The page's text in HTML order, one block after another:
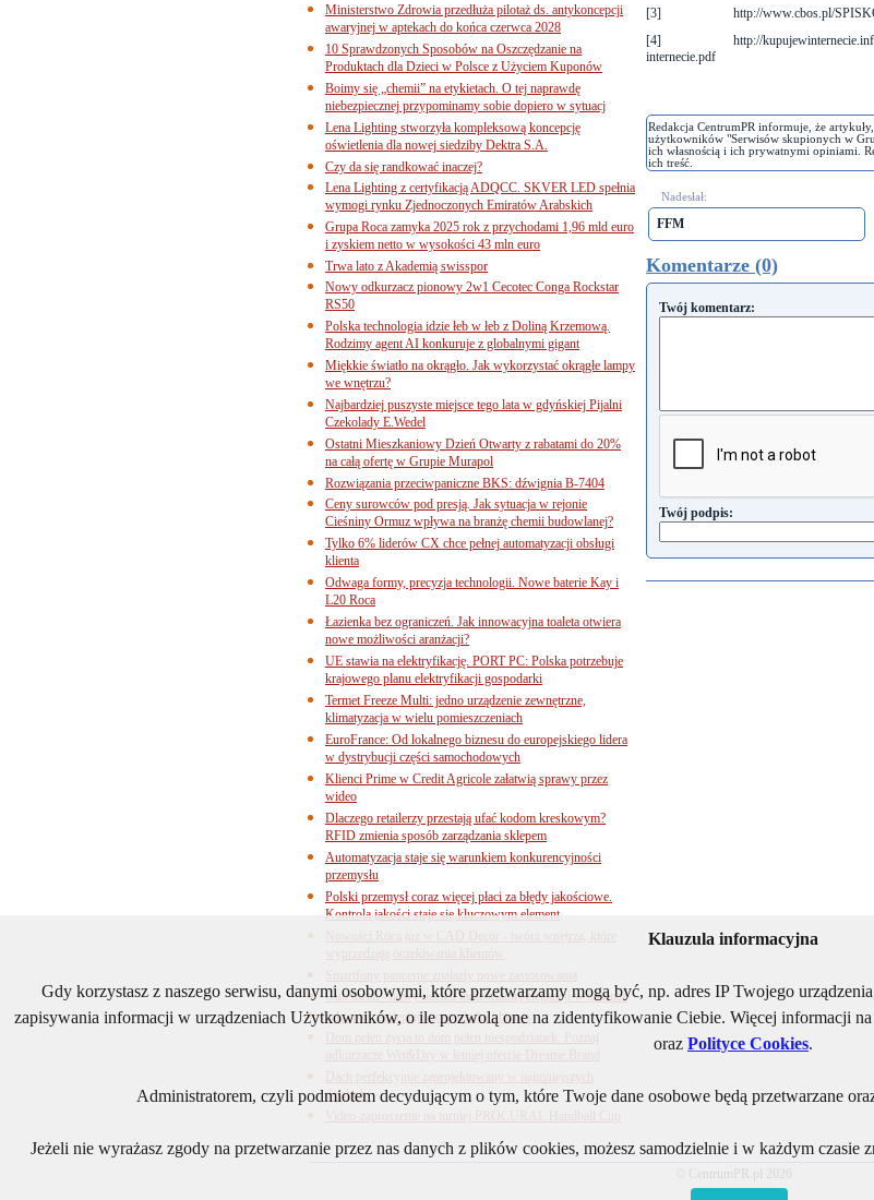
[3]
http://www.cbos.pl/
[4]
http://
internecie.pdf
Redakcja CentrumPR informuje, że
użytkowników "Serwisów skupionych w
ich własnością i ich prywatnymi opiniami.
ich treść.
Nadesłał:
FFM
Komentarze (0)
Twój komentarz:
Twój podpis:
Ministerstwo Zdrowia przedłuża pilotaż ds. antykoncepcji
awaryjnej w aptekach do końca czerwca 2028
10 Sprawdzonych Sposobów na Oszczędzanie na
Produktach dla Dzieci w Polsce z Użyciem Kuponów
Boimy się „chemii” na etykietach. O tej naprawdę
niebezpiecznej przypominamy sobie dopiero w sytuacj
Lena Lighting stworzyła kompleksową koncepcję
oświetlenia dla nowej siedziby Dektra S.A.
Czy da się randkować inaczej?
Lena Lighting z certyfikacją ADQCC. SKVER LED spełnia
wymogi rynku Zjednoczonych Emiratów Arabskich
Grupa Roca zamyka 2025 rok z przychodami 1,96 mld euro
i zyskiem netto w wysokości 43 mln euro
Trwa lato z Akademią swisspor
Nowy odkurzacz pionowy 2w1 Cecotec Conga Rockstar
RS50
Polska technologia idzie łeb w łeb z Doliną Krzemową.
Rodzimy agent AI konkuruje z globalnymi gigant
Miękkie światło na okrągło. Jak wykorzystać okrągłe lampy
we wnętrzu?
Najbardziej puszyste miejsce tego lata w gdyńskiej Pijalni
Czekolady E.Wedel
Ostatni Mieszkaniowy Dzień Otwarty z rabatami do 20%
na całą ofertę w Grupie Murapol
Rozwiązania przeciwpaniczne BKS: dźwignia B-7404
Ceny surowców pod presją. Jak sytuacja w rejonie
Cieśniny Ormuz wpływa na branżę chemii budowlanej?
Tylko 6% liderów CX chce pełnej automatyzacji obsługi
klienta
Odwaga formy, precyzja technologii. Nowe baterie Kay i
L20 Roca
Łazienka bez ograniczeń. Jak innowacyjna toaleta otwiera
nowe możliwości aranżacji?
UE stawia na elektryfikację. PORT PC: Polska potrzebuje
krajowego planu elektryfikacji gospodarki
Termet Freeze Multi: jedno urządzenie zewnętrzne,
klimatyzacja w wielu pomieszczeniach
EuroFrance: Od lokalnego biznesu do europejskiego lidera
w dystrybucji części samochodowych
Klienci Prime w Credit Agricole załatwią sprawy przez
wideo
Dlaczego retailerzy przestają ufać kodom kreskowym?
RFID zmienia sposób zarządzania sklepem
Automatyzacja staje się warunkiem konkurencyjności
przemysłu
Polski przemysł coraz więcej płaci za błędy jakościowe.
Kontrola jakości staje się kluczowym element
Nowości Roca już w CAD Decor - twórz wnętrza, które
wyprzedzają oczekiwania klientów
Gun metal - nowy odcień industrialnej elegancji w łazience
Jak upały zmieniają gospodarkę i biznes
Dom pełen życia to dom pełen niespodzianek. Poznaj
odkurzacze Wet&Dry w letniej ofercie Dreame Brand
Dach perfekcyjnie zaprojektowany w najmniejszych
detalach
Video-zaproszenie na turniej PROCURAL Handball Cup
© CentrumPR.pl 2026
Klauzula informacyjna
Gdy korzystasz z naszego serwisu, danymi osobowymi, które przetwarzamy mogą być, np. adres IP Twojego
zapisywania informacji w urządzeniach Użytkowników, o ile pozwolą one na zidentyfikowanie Ciebie. Więcej informacji
oraz Polityce Cookies.
Administratorem, czyli podmiotem decydującym o tym, które Twoje dane osobowe będą przetwarzane
Jeżeli nie wyrażasz zgody na przetwarzanie przez nas danych z plików cookies, możesz samodzielnie i w każdym